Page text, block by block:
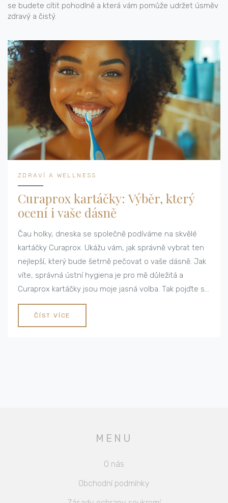
se budete cítit pohodlně a která vám pomůže udržet úsměv
zdravý a čistý.
ZDRAVÍ A WELLNESS
Curaprox kartáčky: Výběr, který
ocení i vaše dásně
Čau holky, dneska se společně podíváme na skvělé
kartáčky Curaprox. Ukážu vám, jak správně vybrat ten
nejlepší, který bude šetrně pečovat o vaše dásně. Jak
víte, správná ústní hygiena je pro mě důležitá a
Curaprox kartáčky jsou moje jasná volba. Tak pojďte se
mnou objevit, proč jsou tyto kartáčky skvělou volbou
pro vás i vaše dásně. Mějte se krásně!
ČÍST VÍCE
MENU
O nás
Obchodní podmínky